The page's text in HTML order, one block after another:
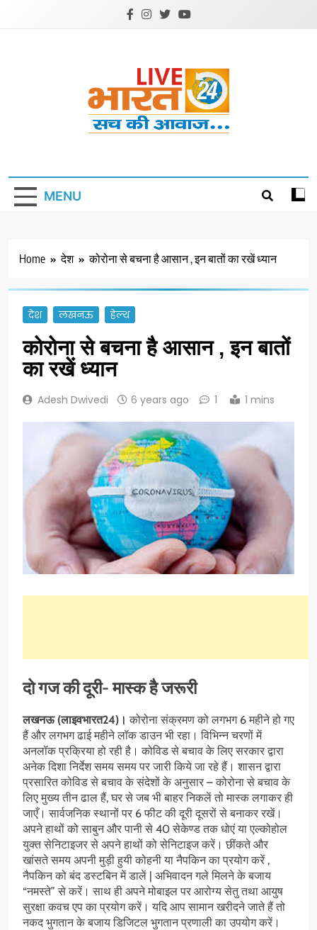
MENU
Home देश कोरोना से बचना है आसान , इन बातों का रखें ध्यान
देश लखनऊ हेल्थ
कोरोना से बचना है आसान , इन बातों
का रखें ध्यान
Adesh Dwivedi 6 years ago 1 1 mins
दो गज की दूरी- मास्क है जरूरी
लखनऊ (लाइवभारत24)। कोरोना संक्रमण को लगभग 6 महीने हो गए
हैं और लगभग ढाई महीने लॉक डाउन भी रहा। विभिन्न चरणों में
अनलॉक प्रक्रिया हो रही है। कोविड से बचाव के लिए सरकार द्वारा
अनेक दिशा निर्देश समय समय पर जारी किये जा रहे हैं। शासन द्वारा
प्रसारित कोविड से बचाव के संदेशों के अनुसार – कोरोना से बचाव के
लिए मुख्य तीन ढाल हैं, घर से जब भी बाहर निकलें तो मास्क लगाकर ही
जाएँ। सार्वजनिक स्थानों पर 6 फीट की दूरी दूसरों से बनाकर रखें।
अपने हाथों को साबुन और पानी से 40 सेकेण्ड तक धोएं या एल्कोहोल
युक्त सेनिटाइजर से अपने हाथों को सेनिटाइज करें। छींकते और
खांसते समय अपनी मुड़ी हुयी कोहनी या नैपकिन का प्रयोग करें ,
नैपकिन को बंद डस्टबिन में डालें | अभिवादन गले मिलने के बजाय
“नमस्ते” से करें। साथ ही अपने मोबाइल पर आरोग्य सेतु तथा आयुष
सुरक्षा कवच एप का प्रयोग करें। यदि आप सामान खरीदने जाते हैं तो
नकद भुगतान के बजाय डिजिटल भुगतान प्रणाली का उपयोग करें।